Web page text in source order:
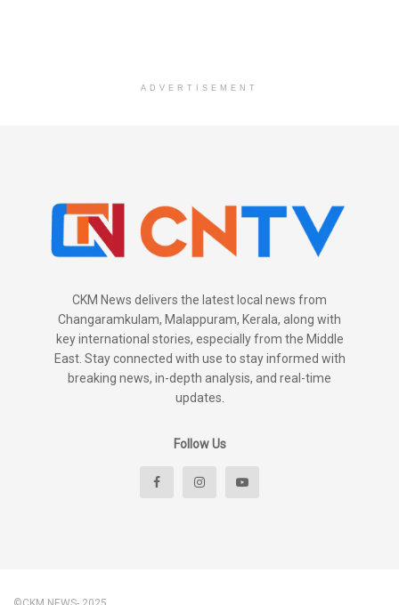
ADVERTISEMENT
CKM News delivers the latest local news from
Changaramkulam, Malappuram, Kerala, along with
key international stories, especially from the Middle
East. Stay connected with use to stay informed with
breaking news, in-depth analysis, and real-time
updates.
Follow Us